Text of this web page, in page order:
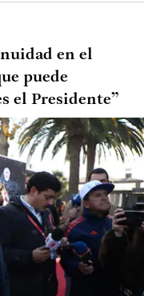
en el
puede
el Presidente”